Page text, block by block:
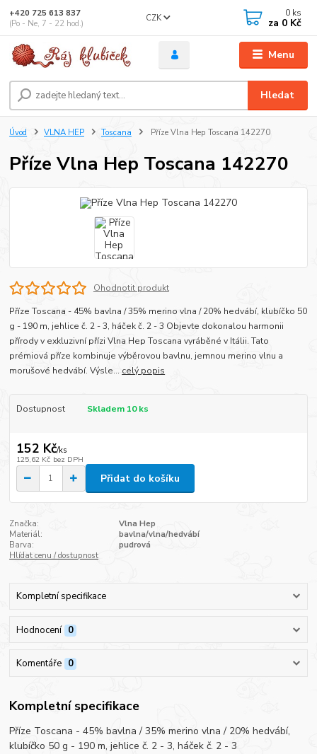
Menu
CZK
Hledat
+420 725 613 837
(Po - Ne, 7 - 22 hod.)
0 ks
za 0 Kč
Úvod VLNA HEP Toscana Příze Vlna Hep Toscana 142270
Příze Vlna Hep Toscana 142270
Ohodnotit produkt
Příze Toscana - 45% bavlna / 35% merino vlna / 20% hedvábí, klubíčko 50
g - 190 m, jehlice č. 2 - 3, háček č. 2 - 3 Objevte dokonalou harmonii
přírody v exkluzivní přízi Vlna Hep Toscana vyráběné v Itálii. Tato
prémiová příze kombinuje výběrovou bavlnu, jemnou merino vlnu a
morušové hedvábí. Výsle... celý popis
Dostupnost Skladem 10 ks
152 Kč/ks
125,62 Kč bez DPH
Přidat do košíku
Značka:
Vlna Hep
Materiál:
bavlna/vlna/hedvábí
Barva:
pudrová
Hlídat cenu / dostupnost
Kompletní specifikace
Hodnocení 0
Komentáře 0
Kompletní specifikace
Příze Toscana - 45% bavlna / 35% merino vlna / 20% hedvábí,
klubíčko 50 g - 190 m, jehlice č. 2 - 3, háček č. 2 - 3